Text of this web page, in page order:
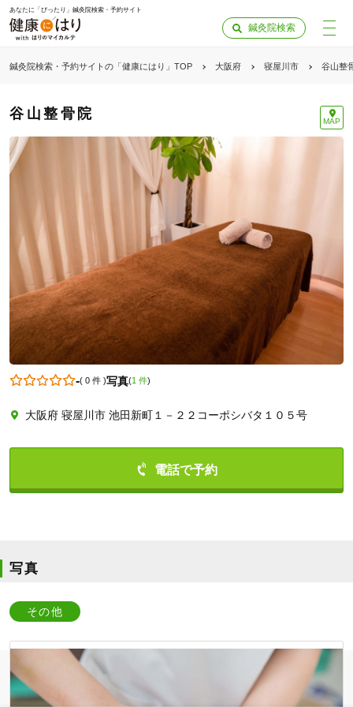
あなたに「ぴったり」鍼灸院検索・予約サイト
鍼灸院検索
鍼灸院検索・予約サイトの「健康にはり」TOP 大阪府 寝屋川市 谷山整
谷山整骨院 MAP
-( 0 件)写真(1 件)
大阪府 寝屋川市 池田新町１－２２コーポシバタ１０５号
写真
その他
「健康にはりを見た」
0728282826